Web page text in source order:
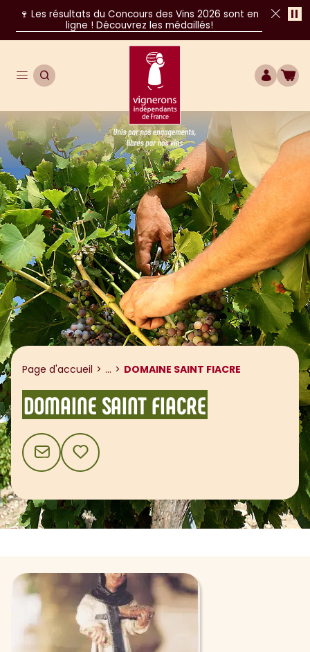
🍷 Les résultats du Concours des Vins 2026 sont en
ligne ! Découvrez les médaillés!
Ouvrir le menu de navigation
OUVRIR LA RECHERCHE
Unis par nos engagements, libres par
COMPTE
Page d'accueil ... Afficher le fil d'ariane
DOMAINE SAINT FIACRE
DOMAINE SAINT FIACRE
CONTACTAJOUTER AUX FAVORIS